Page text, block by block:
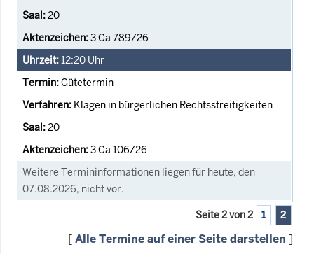
20
3 Ca 789/26
12:20 Uhr
Gütetermin
Klagen in bürgerlichen Rechtsstreitigkeiten
20
3 Ca 106/26
Weitere Termininformationen liegen für heute, den
07.08.2026, nicht vor.
Seite 2 von 2 1 2
[Alle Termine auf einer Seite darstellen ]